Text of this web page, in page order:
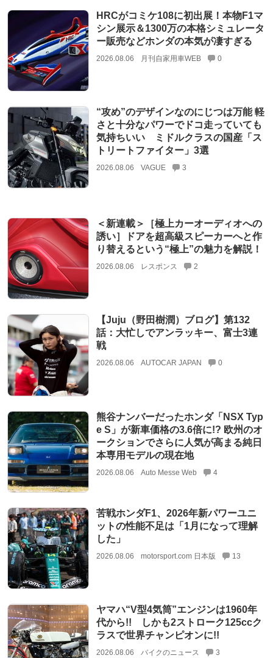
HRCがコミケ108に初出展！本物F1マ
シン展示＆1300万の本格シミュレータ
ー販売などホンダの本気が凄すぎる
2026.08.06 月刊自家用車WEB 0
“攻め”のデザインなのにじつは万能 軽
さと十分なパワーでドコ走っていても
気持ちいい ミドルクラスの国産「ス
トリートファイター」3選
2026.08.06 VAGUE 3
＜新連載＞［極上カーオーディオへの
誘い］ドアを超高級スピーカーへと作
り替えるという“極上”の魅力を解説！
2026.08.06 レスポンス 2
【Juju（野田樹潤）ブログ】第132
話：大忙しでアンラッキー、富士3連
戦
2026.08.06 AUTOCAR JAPAN 0
熊谷ナンバーだったホンダ「NSX Typ
e S」が新車価格の3.6倍に!? 欧州のオ
ークションでさらに人気が高まる純日
本専用モデルの現在地
2026.08.06 Auto Messe Web 4
苦戦ホンダF1、2026年新パワーユニ
ットの性能不足は「1月になって理解
した」
2026.08.06 motorsport.com 日本版 13
ヤマハ“V型4気筒”エンジンは1960年
代から!! しかも2ストローク125ccク
ラスで世界チャンピオンに!!
2026.08.06 バイクのニュース 3